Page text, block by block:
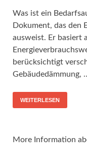
Was ist ein
Dokument, das den
ausweist. Er basiert
berücksichtigt
Gebäudedämmung,
WEITERLESEN
More Information